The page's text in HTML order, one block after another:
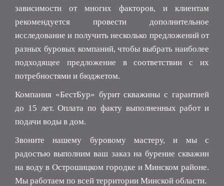
зависимости от многих факторов, и клиентам
рекомендуется провести дополнительное
исследование и получить несколько предложений от
разных буровых компаний, чтобы выбрать наиболее
подходящее предложение в соответствии с их
потребностями и бюджетом.
Компания «БестБур» бурит скважины с гарантией
до 15 лет. Оплата по факту выполненных работ и
подачи воды в дом.
Звоните нашему буровому мастеру, и мы с
радостью выполним ваш заказ на бурение скважин
на воду в Острошицком городке и Минском районе.
Мы работаем по всей территории Минской области.